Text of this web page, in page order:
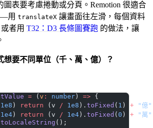
圖表要考慮捲動或分頁。Remotion 很適合
用 translateX 讓畫面往左滑，每個資料
者用 T32：D3 長條圖賽跑 的做法，讓
想要不同單位（千、萬、億）？
= ( v : number ) => {
1e8 ) return (v / 1e8 ). toFixed ( 1 ) + "億"
1e4 ) return (v / 1e4 ). toFixed ( 0 ) + "萬"
toLocaleString ();